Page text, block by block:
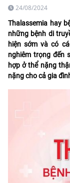
24/08/2024
Thalassemia hay
những bệnh di
hiện sớm và có
nghiêm trọng đến
hợp ở thể nặng
nặng cho cả gia